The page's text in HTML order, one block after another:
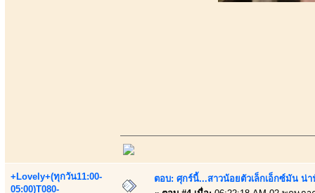
+Lovely+(ทุกวัน11:00-
05:00)T080-
ตอบ: ศุกร์นี้...สาวน้อยตัวเล็กเอ็กซ์มัน น่